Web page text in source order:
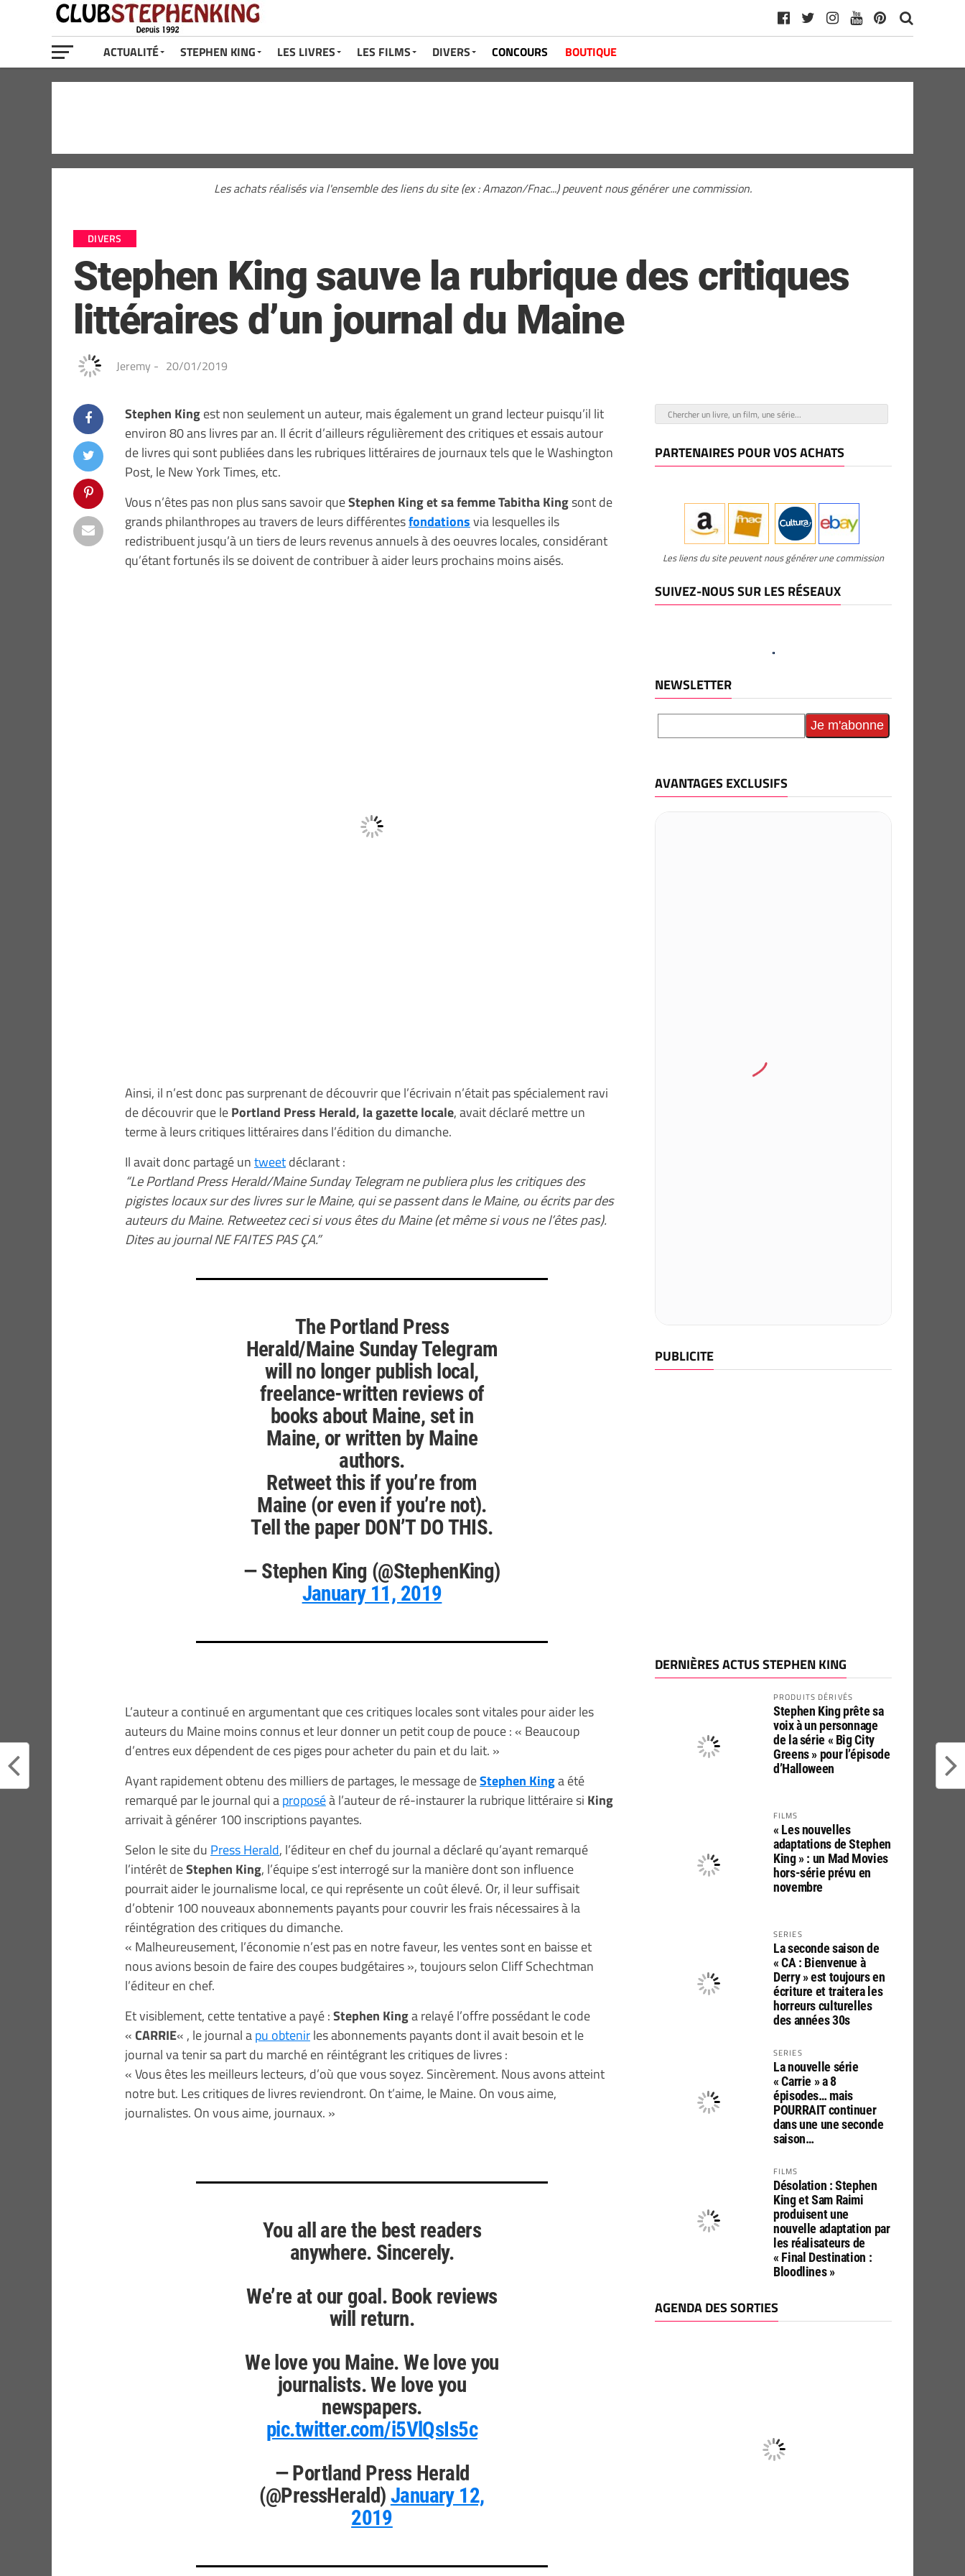
ACTUALITÉ STEPHEN KING LES LIVRES LES FILMS DIVERS CONCOURS BOUTIQUE
Les achats réalisés via l'ensemble des liens du site (ex : Amazon/Fnac...) peuvent nous générer une commission.
DIVERS
Stephen King sauve la rubrique des critiques
littéraires d’un journal du Maine
Jeremy - 20/01/2019
Stephen Kingest non seulement un auteur, mais également un grand lecteur puisqu’il lit
environ 80 ans livres par an. Il écrit d’ailleurs régulièrement des critiques et essais autour
de livres qui sont publiées dans les rubriques littéraires de journaux tels que le Washington
Post, le New York Times, etc.
Vous n’êtes pas non plus sans savoir queStephen King et sa femme Tabitha Kingsont de
grands philanthropes au travers de leurs différentesfondationsvia lesquelles ils
redistribuent jusqu’à un tiers de leurs revenus annuels à des oeuvres locales, considérant
qu’étant fortunés ils se doivent de contribuer à aider leurs prochains moins aisés.
Ainsi, il n’est donc pas surprenant de découvrir que l’écrivain n’était pas spécialement ravi
de découvrir que lePortland Press Herald, la gazette locale, avait déclaré mettre un
terme à leurs critiques littéraires dans l’édition du dimanche.
Il avait donc partagé untweetdéclarant :
“Le Portland Press Herald/Maine Sunday Telegram ne publiera plus les critiques des
pigistes locaux sur des livres sur le Maine, qui se passent dans le Maine, ou écrits par des
auteurs du Maine. Retweetez ceci si vous êtes du Maine (et même si vous ne l’êtes pas).
Dites au journal NE FAITES PAS ÇA.”
The Portland Press
Herald/Maine Sunday Telegram
will no longer publish local,
freelance-written reviews of
books about Maine, set in
Maine, or written by Maine
authors.
Retweet this if you’re from
Maine (or even if you’re not).
Tell the paper DON’T DO THIS.
— Stephen King (@StephenKing)
January 11, 2019
L’auteur a continué en argumentant que ces critiques locales sont vitales pour aider les
auteurs du Maine moins connus et leur donner un petit coup de pouce : « Beaucoup
d’entres eux dépendent de ces piges pour acheter du pain et du lait. »
Ayant rapidement obtenu des milliers de partages, le message deStephen Kinga été
remarqué par le journal qui aproposéà l’auteur de ré-instaurer la rubrique littéraire si King
arrivait à générer 100 inscriptions payantes.
Selon le site du Press Herald, l’éditeur en chef du journal a déclaré qu’ayant remarqué
l’intérêt deStephen King, l’équipe s’est interrogé sur la manière dont son influence
pourrait aider le journalisme local, ce qui représente un coût élevé. Or, il leur suffisait
d’obtenir 100 nouveaux abonnements payants pour couvrir les frais nécessaires à la
réintégration des critiques du dimanche.
« Malheureusement, l’économie n’est pas en notre faveur, les ventes sont en baisse et
nous avions besoin de faire des coupes budgétaires », toujours selon Cliff Schechtman
l’éditeur en chef.
Et visiblement, cette tentative a payé :Stephen Kinga relayé l’offre possédant le code
«CARRIE« , le journal apu obtenirles abonnements payants dont il avait besoin et le
journal va tenir sa part du marché en réintégrant les critiques de livres :
« Vous êtes les meilleurs lecteurs, d’où que vous soyez. Sincèrement. Nous avons atteint
notre but. Les critiques de livres reviendront. On t’aime, le Maine. On vous aime,
journalistes. On vous aime, journaux. »
You all are the best readers
anywhere. Sincerely.
We’re at our goal. Book reviews
will return.
We love you Maine. We love you
journalists. We love you
newspapers.
pic.twitter.com/i5VlQsIs5c
— Portland Press Herald
(@PressHerald) January 12,
2019
PARTENAIRES POUR VOS ACHATS
Les liens du site peuvent nous générer une commission
SUIVEZ-NOUS SUR LES RÉSEAUX
NEWSLETTER
AVANTAGES EXCLUSIFS
PUBLICITE
DERNIÈRES ACTUS STEPHEN KING
PRODUITS DÉRIVÉS
Stephen King prête sa
voix à un personnage
de la série « Big City
Greens » pour l’épisode
d’Halloween
FILMS
« Les nouvelles
adaptations de Stephen
King » : un Mad Movies
hors-série prévu en
novembre
SERIES
La seconde saison de
« CA : Bienvenue à
Derry » est toujours en
écriture et traitera les
horreurs culturelles
des années 30s
SERIES
La nouvelle série
« Carrie » a 8
épisodes… mais
POURRAIT continuer
dans une une seconde
saison…
FILMS
Désolation : Stephen
King et Sam Raimi
produisent une
nouvelle adaptation par
les réalisateurs de
« Final Destination :
Bloodlines »
AGENDA DES SORTIES